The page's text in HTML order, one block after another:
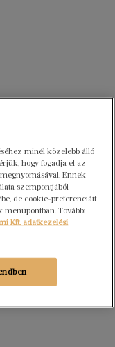
minél közelebb álló
hogy fogadja el az
Ennek
szempontjából
de cookie-preferenciáit
menüpontban. További
Kft. adatkezelési